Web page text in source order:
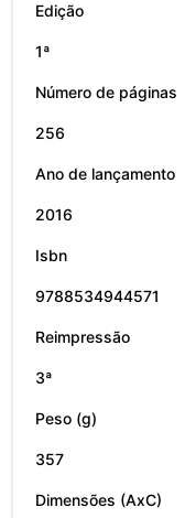
Edição
1ª
Número de páginas
256
Ano de lançamento
2016
Isbn
9788534944571
Reimpressão
3ª
Peso (g)
357
Dimensões (AxC)